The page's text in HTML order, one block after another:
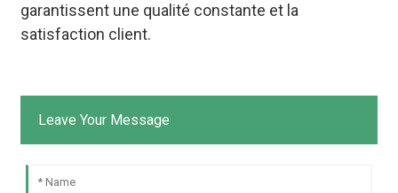
garantissent une qualité constante et la
satisfaction client.
Leave Your Message